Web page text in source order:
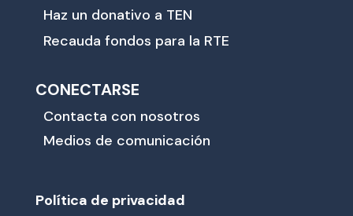
Haz un donativo a TEN
Recauda fondos para la RTE
CONECTARSE
Contacta con nosotros
Medios de comunicación
Política de privacidad